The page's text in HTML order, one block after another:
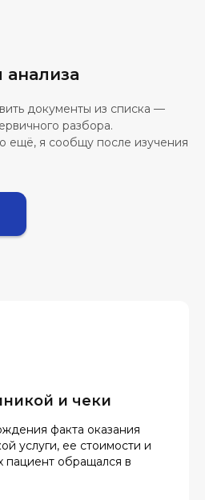
документы из списка —
разбора.
ещё, я сообщу после изучения
и чеки
факта оказания
услуги, ее стоимости и
пациент обращался в